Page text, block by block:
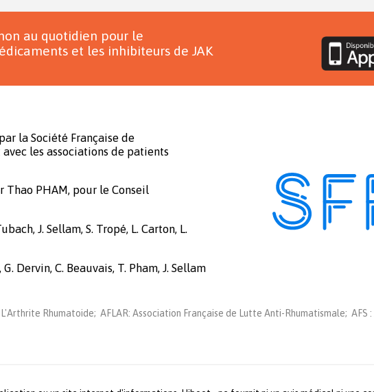
au quotidien pour le
et les inhibiteurs de JAK
la Société Française de
les associations de patients
Thao PHAM, pour le Conseil
J. Sellam, S. Tropé, L. Carton, L.
Dervin, C. Beauvais, T. Pham, J. Sellam
Rhumatoide; AFLAR: Association Française de Lutte Anti-Rhumatismale; AFS